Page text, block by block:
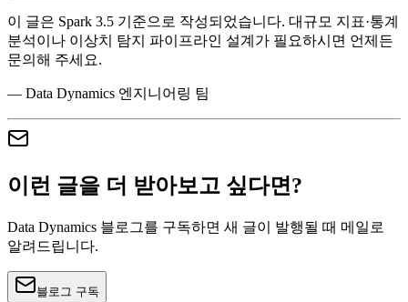
이 글은 Spark 3.5 기준으로 작성되었습니다. 대규모 지표·통계
분석이나 이상치 탐지 파이프라인 설계가 필요하시면 언제든
문의해 주세요.
— Data Dynamics 엔지니어링 팀
이런 글을 더 받아보고 싶다면?
Data Dynamics 블로그를 구독하면 새 글이 발행될 때 메일로
알려드립니다.
블로그 구독